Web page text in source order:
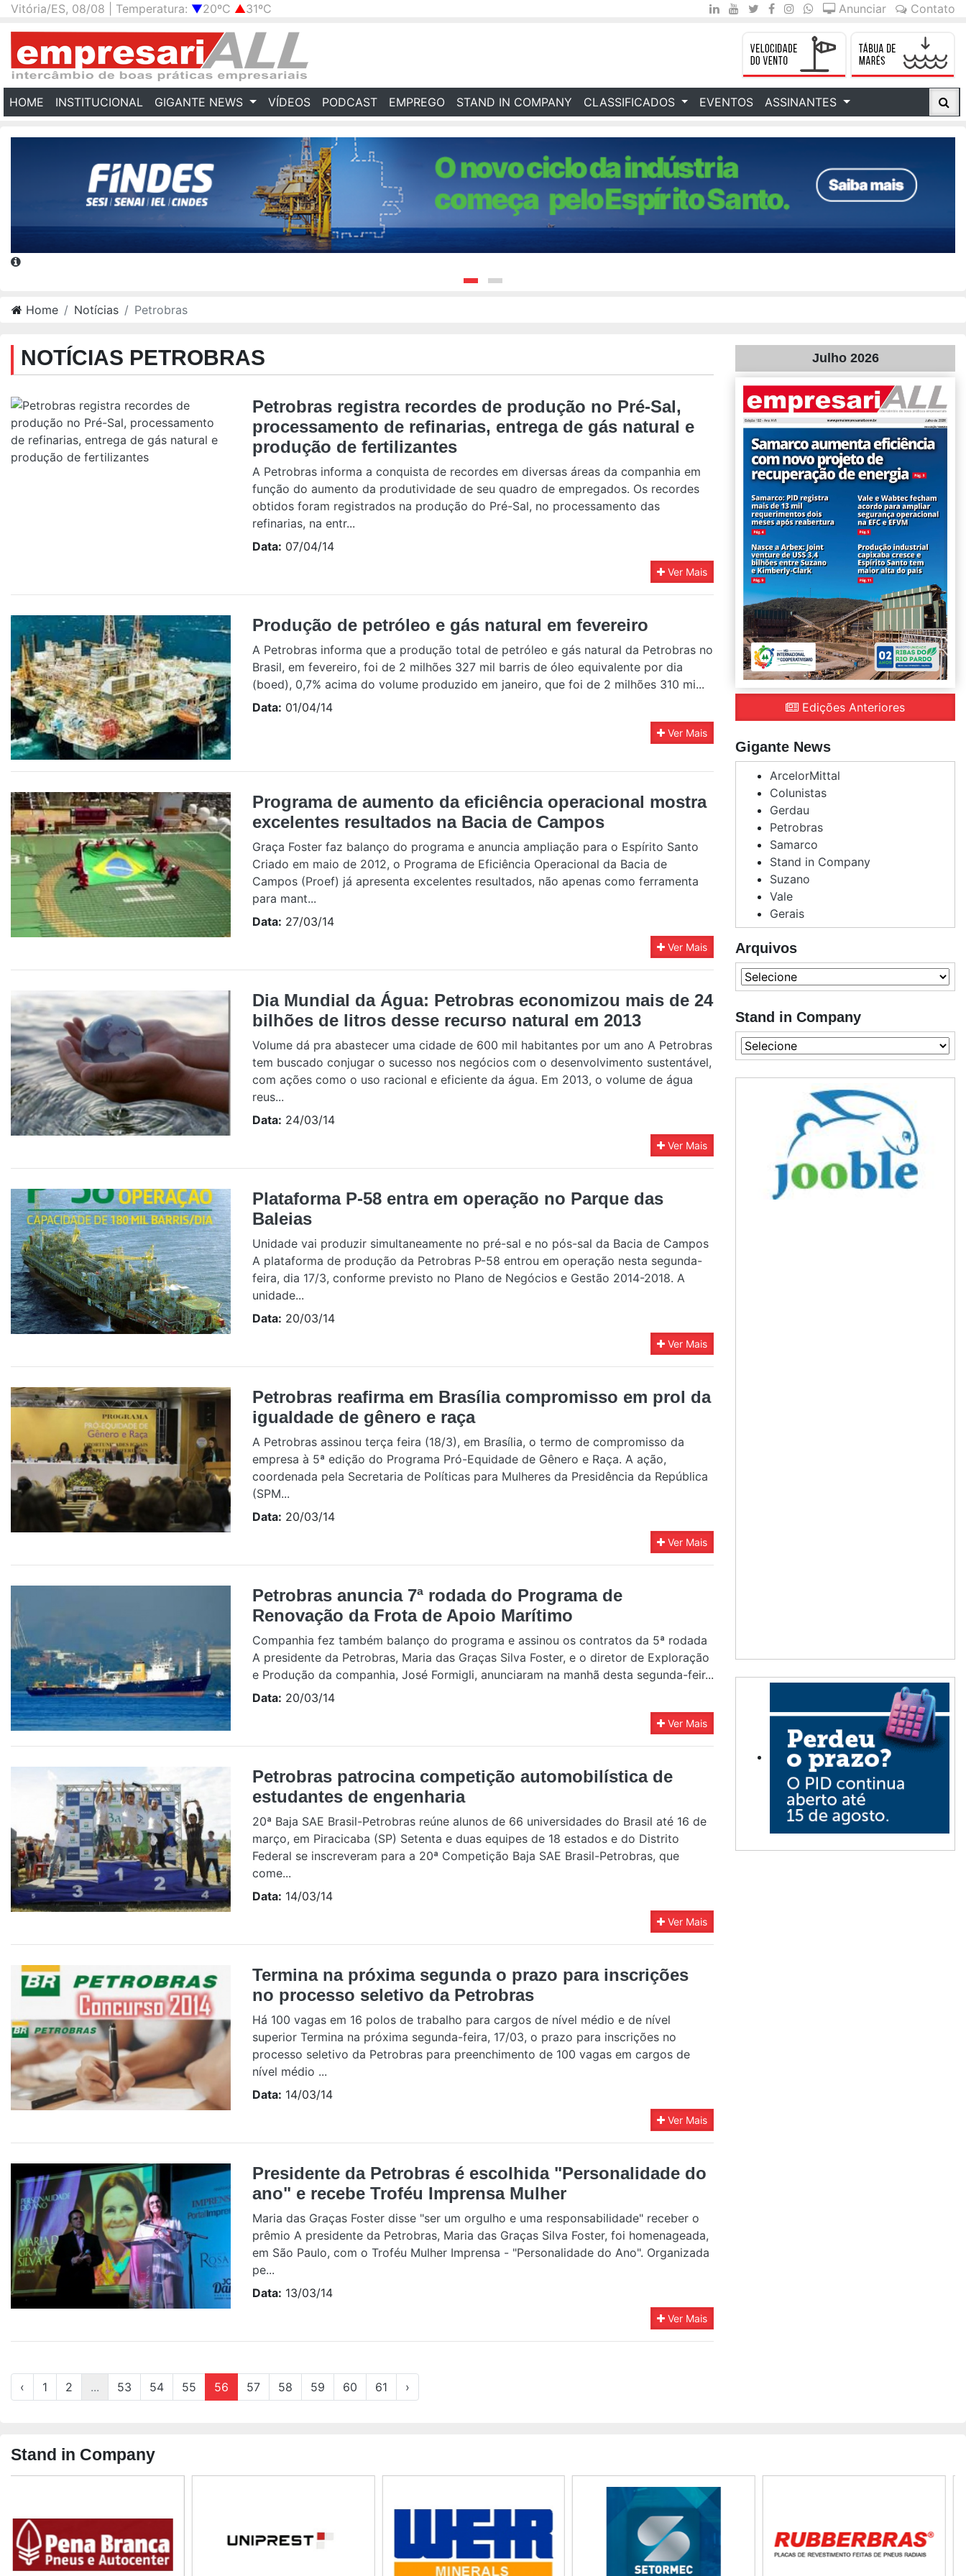
Vitória/ES, 08/08 | Temperatura: ▼20ºC ▲31ºC Anunciar Contato
HOME (CURRENT)
INSTITUCIONAL GIGANTE NEWS VÍDEOS PODCAST EMPREGO STAND IN COMPANY CLASSIFICADOS EVENTOS ASSINANTES
Home Notícias Petrobras
NOTÍCIAS PETROBRAS
Petrobras registra recordes de produção no Pré-Sal,
processamento de refinarias, entrega de gás natural e
produção de fertilizantes
A Petrobras informa a conquista de recordes em diversas áreas da companhia em
função do aumento da produtividade de seu quadro de empregados. Os recordes
obtidos foram registrados na produção do Pré-Sal, no processamento das
refinarias, na entr...
Data: 07/04/14
Ver Mais
Produção de petróleo e gás natural em fevereiro
A Petrobras informa que a produção total de petróleo e gás natural da Petrobras no
Brasil, em fevereiro, foi de 2 milhões 327 mil barris de óleo equivalente por dia
(boed), 0,7% acima do volume produzido em janeiro, que foi de 2 milhões 310 mi...
Data: 01/04/14
Ver Mais
Programa de aumento da eficiência operacional mostra
excelentes resultados na Bacia de Campos
Graça Foster faz balanço do programa e anuncia ampliação para o Espírito Santo
Criado em maio de 2012, o Programa de Eficiência Operacional da Bacia de
Campos (Proef) já apresenta excelentes resultados, não apenas como ferramenta
para mant...
Data: 27/03/14
Ver Mais
Dia Mundial da Água: Petrobras economizou mais de 24
bilhões de litros desse recurso natural em 2013
Volume dá pra abastecer uma cidade de 600 mil habitantes por um ano A Petrobras
tem buscado conjugar o sucesso nos negócios com o desenvolvimento sustentável,
com ações como o uso racional e eficiente da água. Em 2013, o volume de água
reus...
Data: 24/03/14
Ver Mais
Plataforma P-58 entra em operação no Parque das
Baleias
Unidade vai produzir simultaneamente no pré-sal e no pós-sal da Bacia de Campos
A plataforma de produção da Petrobras P-58 entrou em operação nesta segunda-
feira, dia 17/3, conforme previsto no Plano de Negócios e Gestão 2014-2018. A
unidade...
Data: 20/03/14
Ver Mais
Petrobras reafirma em Brasília compromisso em prol da
igualdade de gênero e raça
A Petrobras assinou terça feira (18/3), em Brasília, o termo de compromisso da
empresa à 5ª edição do Programa Pró-Equidade de Gênero e Raça. A ação,
coordenada pela Secretaria de Políticas para Mulheres da Presidência da República
(SPM...
Data: 20/03/14
Ver Mais
Petrobras anuncia 7ª rodada do Programa de
Renovação da Frota de Apoio Marítimo
Companhia fez também balanço do programa e assinou os contratos da 5ª rodada
A presidente da Petrobras, Maria das Graças Silva Foster, e o diretor de Exploração
e Produção da companhia, José Formigli, anunciaram na manhã desta segunda-feir...
Data: 20/03/14
Ver Mais
Petrobras patrocina competição automobilística de
estudantes de engenharia
20ª Baja SAE Brasil-Petrobras reúne alunos de 66 universidades do Brasil até 16 de
março, em Piracicaba (SP) Setenta e duas equipes de 18 estados e do Distrito
Federal se inscreveram para a 20ª Competição Baja SAE Brasil-Petrobras, que
come...
Data: 14/03/14
Ver Mais
Termina na próxima segunda o prazo para inscrições
no processo seletivo da Petrobras
Há 100 vagas em 16 polos de trabalho para cargos de nível médio e de nível
superior Termina na próxima segunda-feira, 17/03, o prazo para inscrições no
processo seletivo da Petrobras para preenchimento de 100 vagas em cargos de
nível médio ...
Data: 14/03/14
Ver Mais
Presidente da Petrobras é escolhida "Personalidade do
ano" e recebe Troféu Imprensa Mulher
Maria das Graças Foster disse "ser um orgulho e uma responsabilidade" receber o
prêmio A presidente da Petrobras, Maria das Graças Silva Foster, foi homenageada,
em São Paulo, com o Troféu Mulher Imprensa - "Personalidade do Ano". Organizada
pe...
Data: 13/03/14
Ver Mais
‹ 1 2 ... 53 54 55 56 57 58 59 60 61 ›
Julho 2026
Edições Anteriores
Gigante News
ArcelorMittal
Colunistas
Gerdau
Petrobras
Samarco
Stand in Company
Suzano
Vale
Gerais
Arquivos
Stand in Company
Stand in Company